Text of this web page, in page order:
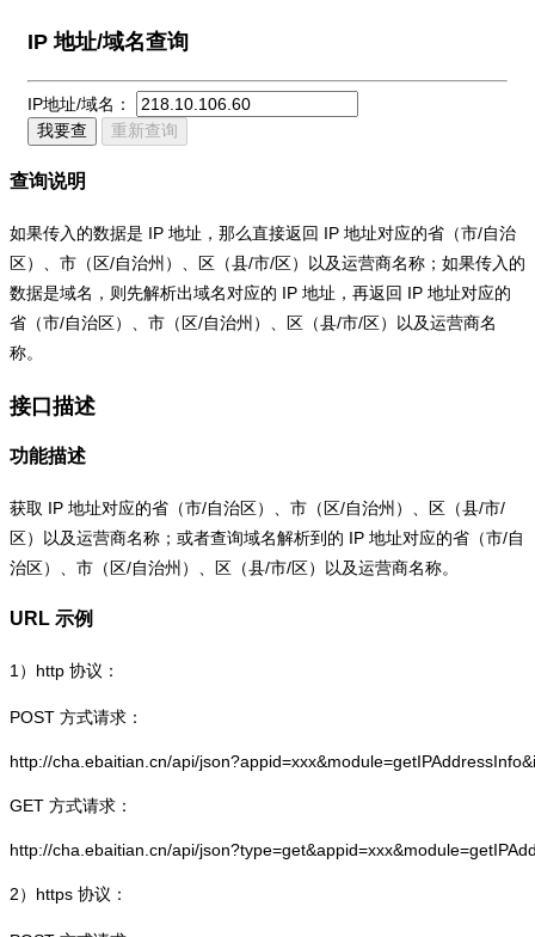
IP 地址/域名查询
IP地址/域名：
我要查
重新查询
查询说明
如果传入的数据是 IP 地址，那么直接返回 IP 地址对应的省（市/自治
区）、市（区/自治州）、区（县/市/区）以及运营商名称；如果传入的
数据是域名，则先解析出域名对应的 IP 地址，再返回 IP 地址对应的
省（市/自治区）、市（区/自治州）、区（县/市/区）以及运营商名
称。
接口描述
功能描述
获取 IP 地址对应的省（市/自治区）、市（区/自治州）、区（县/市/
区）以及运营商名称；或者查询域名解析到的 IP 地址对应的省（市/自
治区）、市（区/自治州）、区（县/市/区）以及运营商名称。
URL 示例
1） http 协议：
POST 方式请求：
http://cha.ebaitian.cn/api/
GET 方式请求：
http://cha.ebaitian.cn/api/
2） https 协议：